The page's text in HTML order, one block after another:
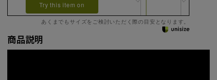
Try this item on
あくまでもサイズをご検討いただく際の目安となります。
商品説明